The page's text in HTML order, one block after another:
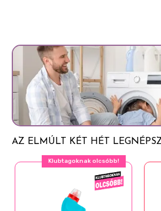
AZ ELMÚLT KÉT HÉT
Klubtagoknak olcsóbb!